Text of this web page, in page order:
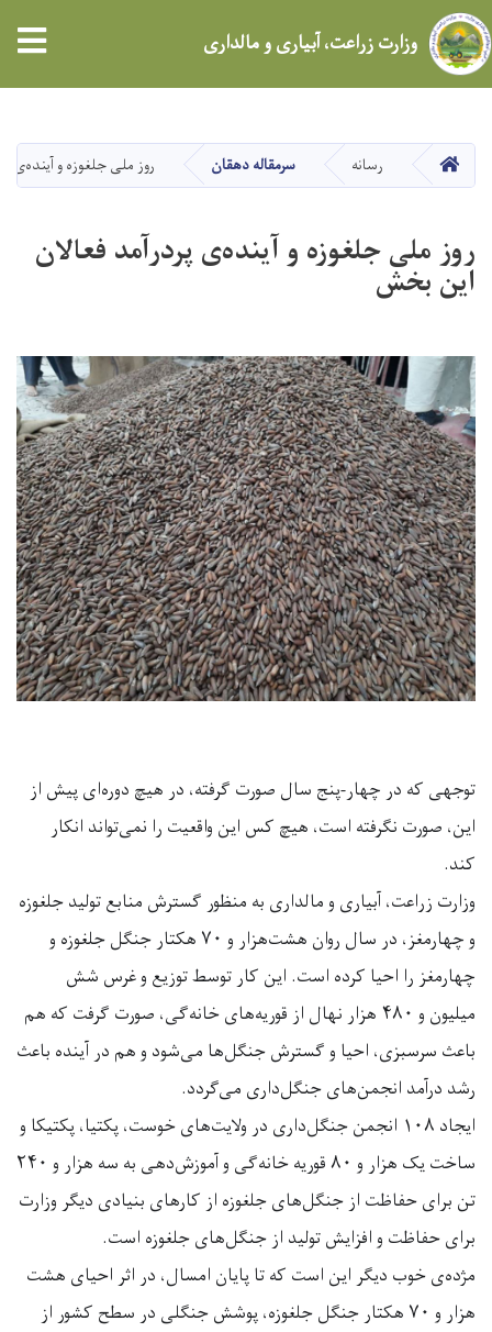
main
content
وزارت زراعت، آبیاری و مالداری
HOME رسانه سرمقاله دهقان روز ملی جلغوزه و آینده‌ی
روز ملی جلغوزه و آینده‌ی پردرآمد فعالان
این بخش
توجهی که در چهار-پنج سال صورت گرفته، در هیچ دوره‌ای پیش از
این، صورت نگرفته است، هیچ کس این واقعیت را نمی‌تواند انکار
کند.
وزارت زراعت، آبیاری و مالداری به منظور گسترش منابع تولید جلغوزه
و چهارمغز، در سال روان هشت‌هزار و ۷۰ هکتار جنگل جلغوزه و
چهارمغز را احیا کرده است. این کار توسط توزیع و غرس شش
میلیون و ۴۸۰ هزار نهال از قوریه‌های خانه‌گی، صورت گرفت که هم
باعث سرسبزی، احیا و گسترش جنگل‌ها می‌شود و هم در آینده باعث
رشد درآمد انجمن‌های جنگل‌داری می‌گردد.
ایجاد ۱۰۸ انجمن جنگل‌داری در ولایت‌های خوست، پکتیا، پکتیکا و
ساخت یک هزار و ۸۰ قوریه خانه‌گی و آموزش‌دهی به سه هزار و ۲۴۰
تن برای حفاظت از جنگل‌های جلغوزه از کارهای بنیادی دیگر وزارت
برای حفاظت و افزایش تولید از جنگل‌های جلغوزه است.
مژده‌ی خوب دیگر این است که تا پایان امسال،‌ در اثر احیای هشت
هزار و ۷۰ هکتار جنگل جلغوزه، پوشش جنگلی در سطح کشور از